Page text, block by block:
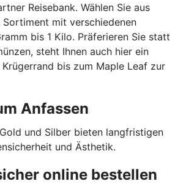
Reisebank. Wählen Sie aus
mit verschiedenen
bis 1 Kilo. Präferieren Sie statt
steht Ihnen auch hier ein
bis zum Maple Leaf zur
Anfassen
und Silber bieten langfristigen
und Ästhetik.
online bestellen